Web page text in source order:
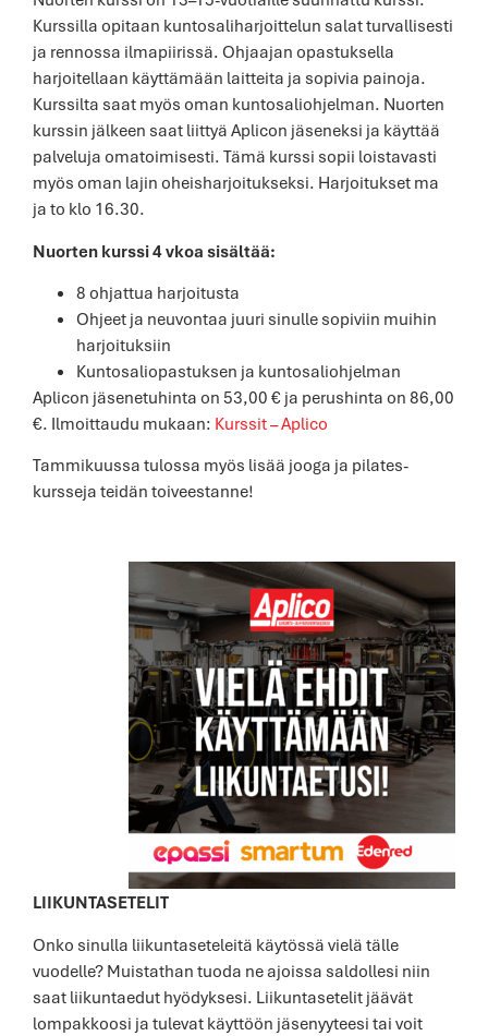
Kurssilla opitaan kuntosaliharjoittelun salat turvallisesti
ja rennossa ilmapiirissä. Ohjaajan opastuksella
harjoitellaan käyttämään laitteita ja sopivia painoja.
Kurssilta saat myös oman kuntosaliohjelman. Nuorten
kurssin jälkeen saat liittyä Aplicon jäseneksi ja käyttää
palveluja omatoimisesti. Tämä kurssi sopii loistavasti
myös oman lajin oheisharjoitukseksi. Harjoitukset ma
ja to klo 16.30.
Nuorten kurssi 4 vkoa sisältää:
8 ohjattua harjoitusta
Ohjeet ja neuvontaa juuri sinulle sopiviin muihin
harjoituksiin
Kuntosaliopastuksen ja kuntosaliohjelman
Aplicon jäsenetuhinta on 53,00 € ja perushinta on 86,00
€. Ilmoittaudu mukaan: Kurssit – Aplico
Tammikuussa tulossa myös lisää jooga ja pilates-
kursseja teidän toiveestanne!
LIIKUNTASETELIT
Onko sinulla liikuntaseteleitä käytössä vielä tälle
vuodelle? Muistathan tuoda ne ajoissa saldollesi niin
saat liikuntaedut hyödyksesi. Liikuntasetelit jäävät
lompakkoosi ja tulevat käyttöön jäsenyyteesi tai voit